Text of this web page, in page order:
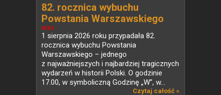
NEWS
82. rocznica wybuchu
Powstania Warszawskiego
1 sierpnia 2026 roku przypadała 82.
rocznica wybuchu Powstania
Warszawskiego – jednego
z najważniejszych i najbardziej tragicznych
wydarzeń w historii Polski. O godzinie
17.00, w symboliczną Godzinę „W”, w...
Czytaj całość »